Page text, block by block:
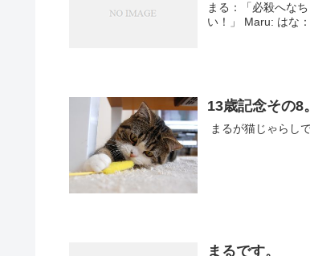
まる：「必殺へなちょこぱーんち！」
い！」
13歳記念その
まるが猫じゃらし
まるです。